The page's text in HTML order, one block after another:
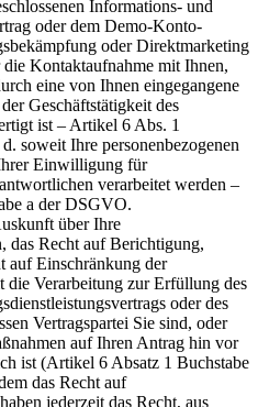
Informations- und
oder dem Demo-Konto-
oder Direktmarketing
Kontaktaufnahme mit Ihnen,
eine von Ihnen eingegangene
Geschäftstätigkeit des
ist – Artikel 6 Abs. 1
soweit Ihre personenbezogenen
Einwilligung für
verarbeitet werden –
a der DSGVO.
über Ihre
das Recht auf Berichtigung,
auf Einschränkung der
die Verarbeitung zur Erfüllung des
oder des
Vertragspartei Sie sind, oder
auf Ihren Antrag hin vor
ist (Artikel 6 Absatz 1 Buchstabe
das Recht auf
jederzeit das Recht, aus